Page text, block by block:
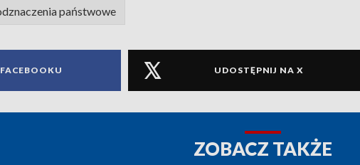
państwowe
UDOSTĘPNIJ NA X
ZOBACZ TAKŻE